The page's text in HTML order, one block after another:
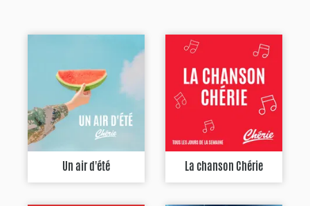
Un air d'été La chanson Chérie